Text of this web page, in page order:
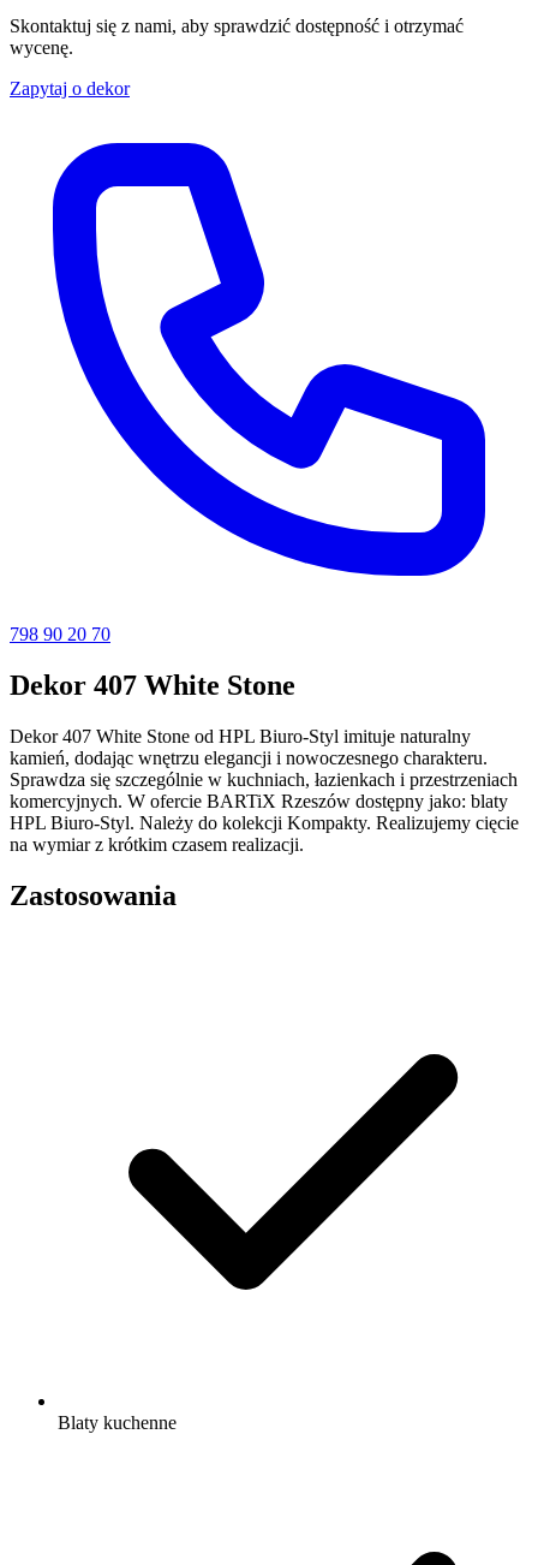
Skontaktuj się z nami, aby sprawdzić dostępność i otrzymać
wycenę.
Zapytaj o dekor
798 90 20 70
Dekor 407 White Stone
Dekor 407 White Stone od HPL Biuro-Styl imituje naturalny
kamień, dodając wnętrzu elegancji i nowoczesnego charakteru.
Sprawdza się szczególnie w kuchniach, łazienkach i przestrzeniach
komercyjnych. W ofercie BARTiX Rzeszów dostępny jako: blaty
HPL Biuro-Styl. Należy do kolekcji Kompakty. Realizujemy cięcie
na wymiar z krótkim czasem realizacji.
Zastosowania
Blaty kuchenne